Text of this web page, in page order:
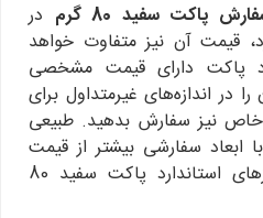
پاکت سفید 80 گرم
در
قیمت آن نیز متفاوت خواهد
پاکت دارای قیمت مشخصی
در اندازه‌های غیرمتداول برای
خاص نیز سفارش بدهید. طبیعی
سفارشی بیشتر از قیمت
ابعاد استاندارد است. سایزهای استاندارد پاکت سفید 80